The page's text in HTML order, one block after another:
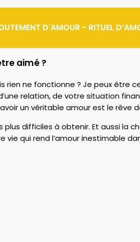
D'AMOUR - RITUEL
aimé ?
rien ne fonctionne ? Je peux être
relation, de votre situation
un véritable amour est le
plus difficiles à obtenir. Et aussi la
vie qui rend l’amour inestimable